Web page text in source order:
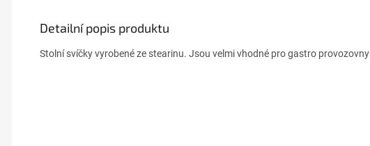
Detailní popis produktu
Stolní svíčky vyrobené ze stearinu. Jsou velmi vhodné pro gastro provozovny